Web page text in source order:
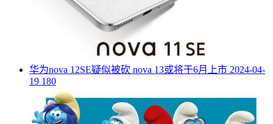
​华为nova 12SE疑似被砍 nova 13或将于6月上市 2024-04-
19 180